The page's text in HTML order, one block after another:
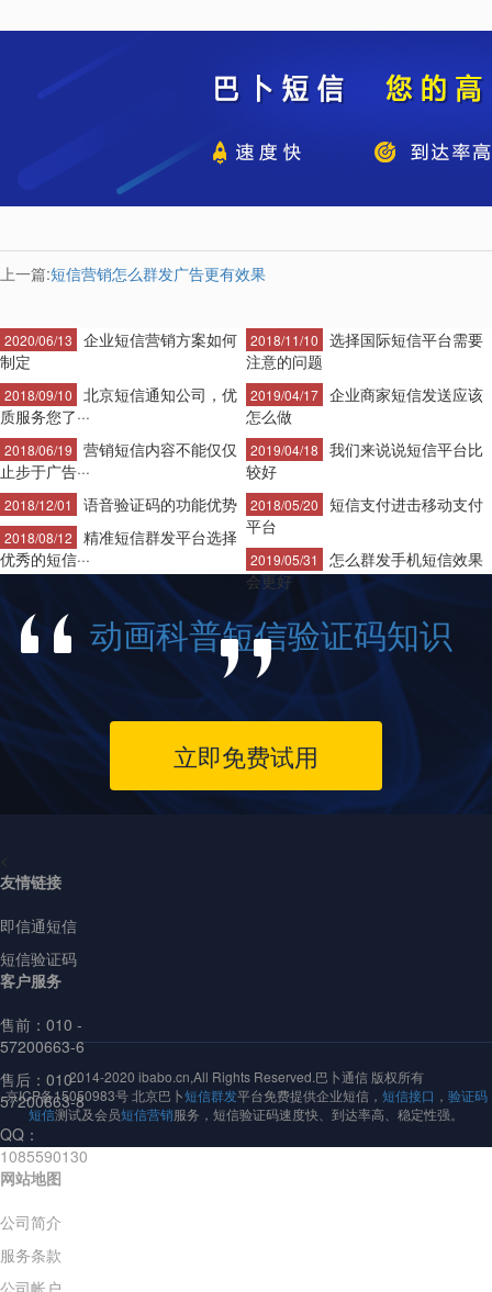
上一篇:短信营销怎么群发广告更有效果
2020/06/13
企业短信营销方案如何
制定
2018/09/10
北京短信通知公司，优
质服务您了···
2018/06/19
营销短信内容不能仅仅
止步于广告···
2018/12/01 语音验证码的功能优势
2018/08/12
精准短信群发平台选择
优秀的短信···
2018/11/10
选择国际短信平台需要
注意的问题
2019/04/17 企业商家短信发送应该
怎么做
2019/04/18
我们来说说短信平台比
较好
2018/05/20
短信支付进击移动支付
平台
2019/05/31
怎么群发手机短信效果
会更好
动画科普短信验证码知识
立即免费试用
<
友情链接
即信通短信
短信验证码
客户服务
售前： 010 -
57200663-6
售后：010 -
57200663-8
QQ：
1085590130
网站地图
公司简介
服务条款
公司帐户
2014-2020 ibabo.cn,All Rights Reserved.巴卜通信 版权所有
京ICP备15050983号 北京巴卜短信群发平台免费提供企业短信， 短信接口 ， 验证码
短信测试及会员短信营销服务，短信验证码速度快、到达率高、稳定性强。